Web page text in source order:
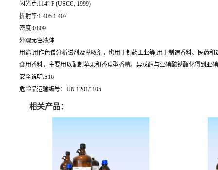
闪光点:114° F (USCG, 1999)
折射率:1.405-1.407
密度:0.809
外观无色液体
用途:用作色谱分析试剂及萃取剂，也用于制药工业等;用于制造香料、医药
食用香料，主要用以配制苹果和香蕉型香精。异戊醇与亚硝酸钠酯化得到亚
安全说明:S16
危险品运输编号：UN 1201/1105
相关产品：